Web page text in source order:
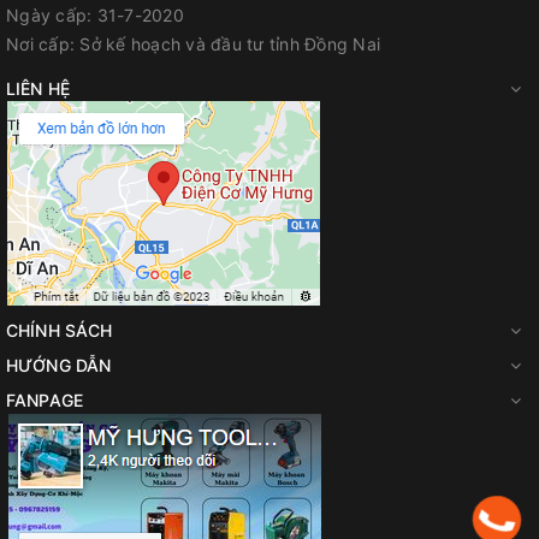
Ngày cấp: 31-7-2020
Nơi cấp: Sở kế hoạch và đầu tư tỉnh Đồng Nai
LIÊN HỆ
CHÍNH SÁCH
HƯỚNG DẪN
FANPAGE